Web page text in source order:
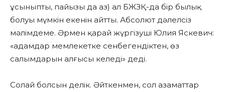
ұсыныпты, пайызы да аз) ал БЖЗҚ-да бір былық
болуы мүмкін екенін айтты. Абсолют дәлелсіз
мәлімдеме. Әрмен қарай жүргізуші Юлия Яскевич:
«адамдар мемлекетке сенбегендіктен, өз
салымдарын алғысы келеді» деді.
Солай болсын делік. Әйткенмен, сол азаматтар